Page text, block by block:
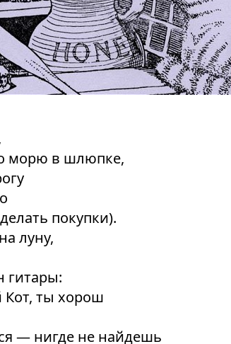
морю в шлюпке,
покупки).
луну,
гитары:
ты хорош
— нигде не найдешь